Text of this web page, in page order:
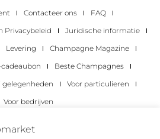
Contacteer ons
FAQ
Privacybeleid
Juridische informatie
Levering
Champagne Magazine
cadeaubon
Beste Champagnes
gelegenheden
Voor particulieren
Voor bedrijven
alle rechten voorbehouden.